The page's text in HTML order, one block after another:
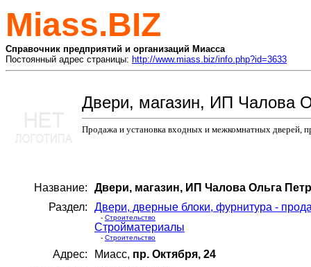
Miass.BIZ
Справочник предприятий и организаций Миасса
Постоянный адрес страницы: http://www.miass.biz/info.php?id=3633
Двери, магазин, ИП Чалова
Продажа и установка входных и межкомнатных дверей,
Название:
Двери, магазин, ИП Чалова Ольга
Раздел:
Двери, дверные блоки, фурнитура -
- Строительство
Стройматериалы
- Строительство
Адрес: Миасс, пр. Октября, 24